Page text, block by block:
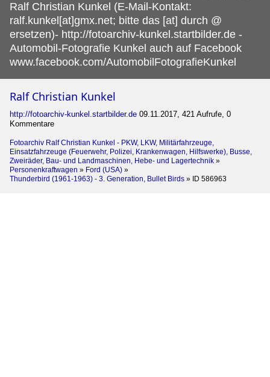
Ralf Christian Kunkel (E-Mail-Kontakt:
ralf.kunkel[at]gmx.net; bitte das [at] durch @
ersetzen)- http://fotoarchiv-kunkel.startbilder.de -
Automobil-Fotografie Kunkel auch auf Facebook
www.facebook.com/AutomobilFotografieKunkel
Ralf Christian Kunkel
http://fotoarchiv-kunkel.startbilder.de 09.11.2017, 421 Aufrufe, 0
Kommentare
Fotoarchiv Ralf Christian Kunkel - PKW, LKW, Militärfahrzeuge,
Einsatzfahrzeuge (Feuerwehr, Polizei, Krankenwagen, Hilfswerke), Busse,
Zweiräder, Bau- und Landmaschinen, Hebe- und Lagertechnik »
Personenkraftwagen » Ford (USA) »
Thunderbird (1961-1963) - 3. Generation, Bullet Birds » ID 586963